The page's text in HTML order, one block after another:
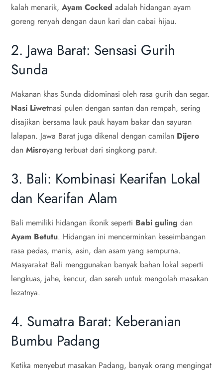
kalah menarik,Ayam Cocked adalah hidangan ayam
goreng renyah dengan daun kari dan cabai hijau.
2. Jawa Barat: Sensasi Gurih
Sunda
Makanan khas Sunda didominasi oleh rasa gurih dan segar.
Nasi Liwetnasi pulen dengan santan dan rempah, sering
disajikan bersama lauk pauk hayam bakar dan sayuran
lalapan. Jawa Barat juga dikenal dengan camilan Dijero
danMisroyang terbuat dari singkong parut.
3. Bali: Kombinasi Kearifan Lokal
dan Kearifan Alam
Bali memiliki hidangan ikonik seperti Babi guling dan
Ayam Betutu. Hidangan ini mencerminkan keseimbangan
rasa pedas, manis, asin, dan asam yang sempurna.
Masyarakat Bali menggunakan banyak bahan lokal seperti
lengkuas, jahe, kencur, dan sereh untuk mengolah masakan
lezatnya.
4. Sumatra Barat: Keberanian
Bumbu Padang
Ketika menyebut masakan Padang, banyak orang mengingat